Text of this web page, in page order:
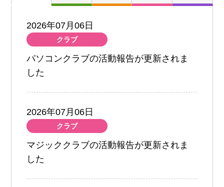
2026年07月06日
クラブ
パソコンクラブの活動報告が更新されま
した
2026年07月06日
クラブ
マジッククラブの活動報告が更新されま
した